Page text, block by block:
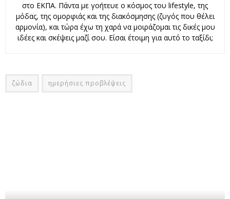
στο ΕΚΠΑ. Πάντα με γοήτευε ο κόσμος του lifestyle, της
μόδας, της ομορφιάς και της διακόσμησης (ζυγός που θέλει
αρμονία), και τώρα έχω τη χαρά να μοιράζομαι τις δικές μου
ιδέες και σκέψεις μαζί σου. Είσαι έτοιμη για αυτό το ταξίδι;
ζώδια ημερήσιες προβλέψεις